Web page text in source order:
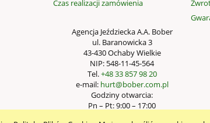
Czas realizacji zamówienia
Agencja Jeździecka A.A. Bober
ul. Baranowicka 3
43-430 Ochaby Wielkie
NIP: 548-11-45-564
Tel.+48 33 857 98 20
e-mail: hurt@bober.com.pl
Godziny otwarcia:
Pn – Pt: 9:00 – 17:00